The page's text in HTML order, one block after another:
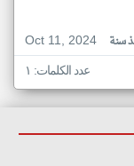
Oct 11, 2024
سنة
عدد الكلمات: ١